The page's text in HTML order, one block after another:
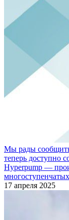
Мы рады
теперь доступно
Hyperpump —
17 апреля 2025